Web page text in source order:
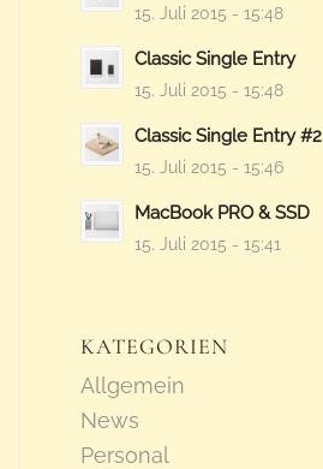
15. Juli 2015 - 15:48
Classic Single Entry
15. Juli 2015 - 15:48
Classic Single Entry #2
15. Juli 2015 - 15:46
MacBook PRO & SSD
15. Juli 2015 - 15:41
KATEGORIEN
Allgemein
News
Personal